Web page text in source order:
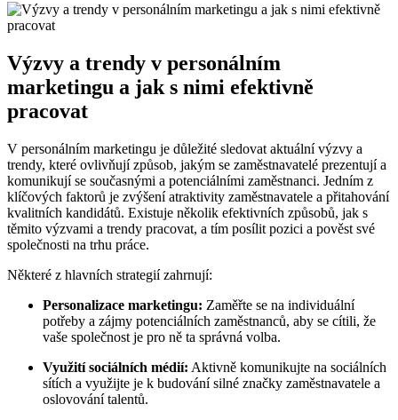
Výzvy ⁣a​ trendy ​v ⁤personálním
marketingu a⁣ jak s ⁤nimi efektivně
pracovat
V personálním marketingu ⁢je ⁢důležité sledovat ​aktuální výzvy a
trendy, které ovlivňují‍ způsob, jakým se zaměstnavatelé prezentují ‍a⁢
komunikují ⁣se současnými‍ a potenciálními zaměstnanci. Jedním z
klíčových faktorů je zvýšení atraktivity zaměstnavatele a přitahování⁣
kvalitních kandidátů. ​Existuje několik efektivních způsobů, jak s
těmito výzvami​ a trendy pracovat, a tím posílit pozici a⁣ pověst ​své‍
společnosti na ⁢trhu práce.
Některé z hlavních strategií zahrnují:
Personalizace‍ marketingu: ⁣Zaměřte se na individuální
potřeby a zájmy potenciálních zaměstnanců,​ aby se cítili, že
vaše společnost je​ pro ně ta správná volba.
Využití sociálních médií: Aktivně komunikujte na sociálních⁤
sítích a ⁣využijte je⁢ k budování silné⁤ značky zaměstnavatele a⁣
oslovování talentů.